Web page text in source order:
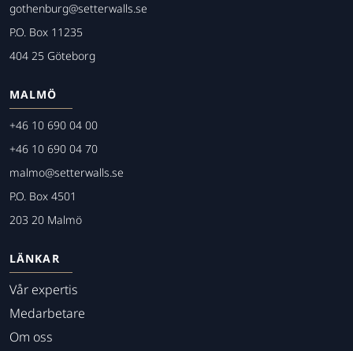
gothenburg@setterwalls.se
P.O. Box 11235
404 25 Göteborg
MALMÖ
+46 10 690 04 00
+46 10 690 04 70
malmo@setterwalls.se
P.O. Box 4501
203 20 Malmö
LÄNKAR
Vår expertis
Medarbetare
Om oss